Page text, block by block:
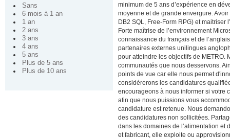
Sans
6 mois à 1 an
1 an
2 ans
3 ans
4 ans
5 ans
Plus de 5 ans
Plus de 10 ans
minimum de 5 ans d’expérience en
moyenne et de grande envergure.
DB2 SQL, Free-Form RPG) et
Forte maîtrise de l’environnement
connaissance du français et de
partenaires externes unilingues
pour atteindre les objectifs de METRO.
communautés que nous desservons.
points de vue car elle nous permet
considérerons les candidatures
encourageons à nous informer si votre
afin que nous puissions vous
candidature est retenue. Nous
des candidatures non sollicitées.
dans les domaines de l’alimentation et
et fabricant, elle exploite ou